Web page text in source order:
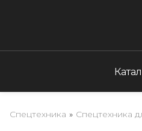
Спецтехника » Спецтехника